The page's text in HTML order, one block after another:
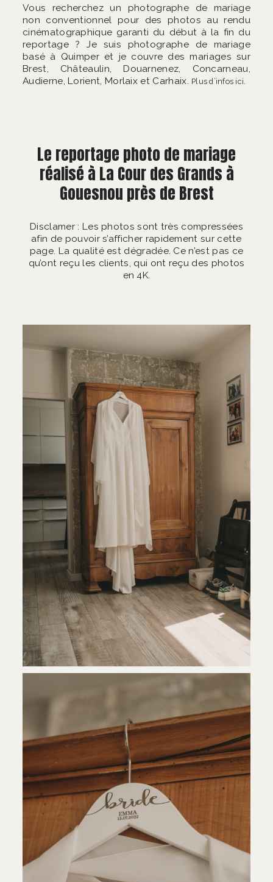
Vous recherchez un photographe de mariage
non conventionnel pour des photos au rendu
cinématographique garanti du début à la fin du
reportage ? Je suis photographe de mariage
basé à Quimper et je couvre des mariages sur
Brest, Châteaulin, Douarnenez, Concarneau,
Audierne, Lorient, Morlaix et Carhaix. Plus d’infos ici.
Le reportage photo de mariage
réalisé à La Cour des Grands à
Gouesnou près de Brest
Disclamer : Les photos sont très compressées
afin de pouvoir s’afficher rapidement sur cette
page. La qualité est dégradée. Ce n’est pas ce
qu’ont reçu les clients, qui ont reçu des photos
en 4K.